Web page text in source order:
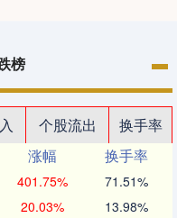
榜
个股流出
换手率
涨幅
换手率
401.75% 71.51%
20.03% 13.98%